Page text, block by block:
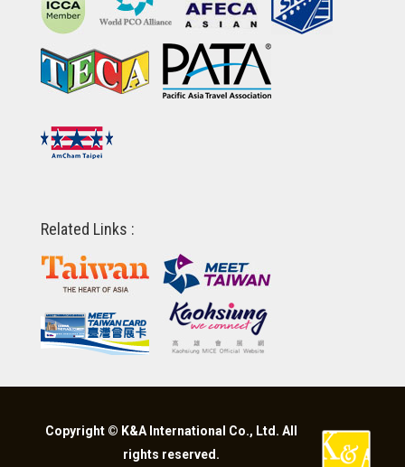
Related Links :
Copyright © K&A International Co., Ltd. All
rights reserved.